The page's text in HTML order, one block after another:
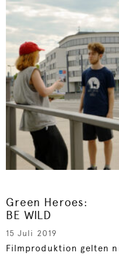
Green Heroes:
BE WILD
15 Juli 2019
Filmproduktion gelten